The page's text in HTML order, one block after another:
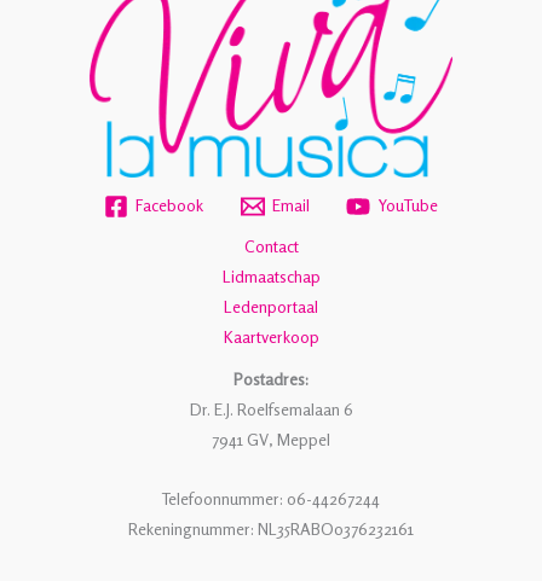
Facebook Email YouTube
Contact
Lidmaatschap
Ledenportaal
Kaartverkoop
Postadres:
Dr. E.J. Roelfsemalaan 6
7941 GV, Meppel
Telefoonnummer: 06-44267244
Rekeningnummer: NL35RABO0376232161